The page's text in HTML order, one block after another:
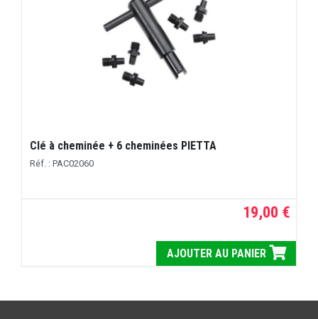
Clé à cheminée + 6 cheminées PIETTA
Réf. : PAC02060
19,00 €
AJOUTER AU PANIER